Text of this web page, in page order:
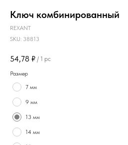
Ключ комбинированный
REXANT
SKU: 38813
54,78 ₽ / 1 pc
Размер
7 мм
9 мм
13 мм
14 мм